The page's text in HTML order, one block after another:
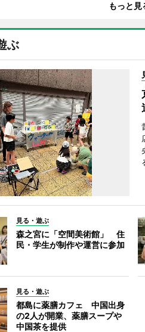
もっと見
ぶ
見る・遊ぶ
森之宮に「空間美術館」 住
民・学生が制作や運営に参加
見る・遊ぶ
都島に薬膳カフェ 中国出身
の2人が開業、薬膳スープや
中国茶を提供